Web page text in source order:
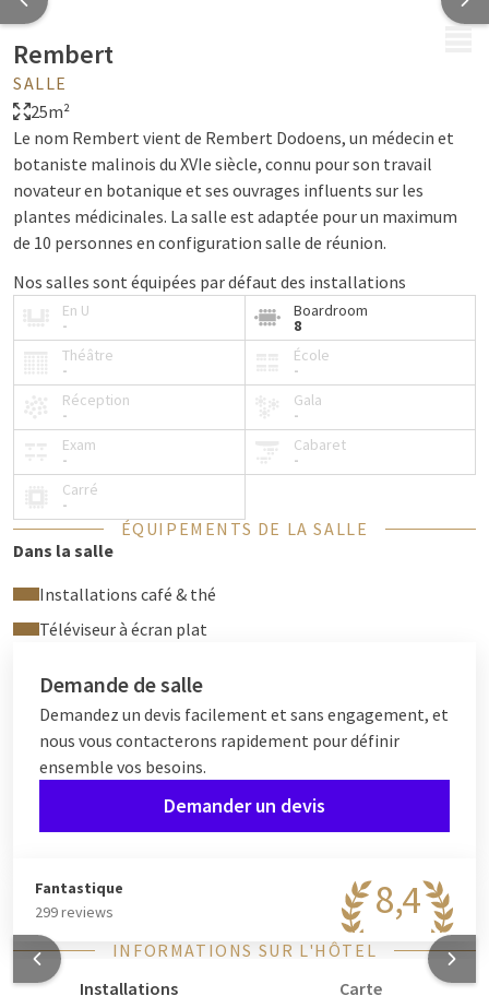
Rembert
SALLE
25m²
Le nom Rembert vient de Rembert Dodoens, un médecin et
botaniste malinois du XVIe siècle, connu pour son travail
novateur en botanique et ses ouvrages influents sur les
plantes médicinales. La salle est adaptée pour un maximum
de 10 personnes en configuration salle de réunion.
Nos salles sont équipées par défaut des installations
suivantes :
Eau
Bonbons à la menthe
Bloc-notes et stylos
Projecteur et écran de projection ou écran TV
Paperboard
Wi-Fi gratuit
En U
-
Boardroom
8
Théâtre
-
École
-
Réception
-
Gala
-
Exam
-
Cabaret
-
Carré
-
ÉQUIPEMENTS DE LA SALLE
Dans la salle
Installations café & thé
Téléviseur à écran plat
Demande de salle
Demandez un devis facilement et sans engagement, et
nous vous contacterons rapidement pour définir
ensemble vos besoins.
Demander un devis
8,4
Fantastique
299 reviews
INFORMATIONS SUR L'HÔTEL
Installations
Carte